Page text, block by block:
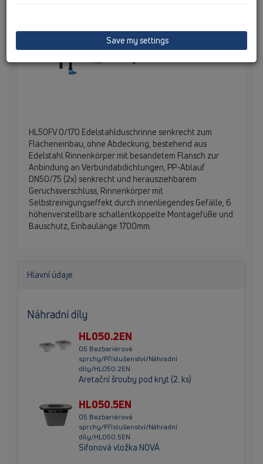
HL50FV.0/170 Edelstahlduschrinne senkrecht zum
Flächeneinbau, ohne Abdeckung, bestehend aus
Edelstahl Rinnenkörper mit besandetem Flansch zur
Anbindung an Verbundabdichtungen, PP-Ablauf
DN50/75 (2x) senkrecht und herausziehbarem
Geruchsverschluss, Rinnenkörper mit
Selbstreinigungseffekt durch innenliegendes Gefälle, 6
höhenverstellbare schallentkoppelte Montagefüße und
Bauschutz, Einbaulänge 1700mm.
Hlavní údaje
Náhradní díly
HL050.2EN
05 Bezbariérové
sprchy/Příslušenství/Náhradní
díly/HL050.2EN
Aretační šrouby pod kryt (2. ks)
HL050.5EN
05 Bezbariérové
sprchy/Příslušenství/Náhradní
díly/HL050.5EN
Sifonová vložka NOVÁ
Save my settings